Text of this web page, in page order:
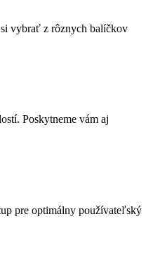
si vybrať z rôznych balíčkov
Poskytneme vám aj
pre optimálny používateľský